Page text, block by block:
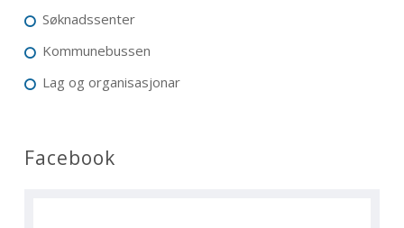
Søknadssenter
Kommunebussen
Lag og organisasjonar
Facebook